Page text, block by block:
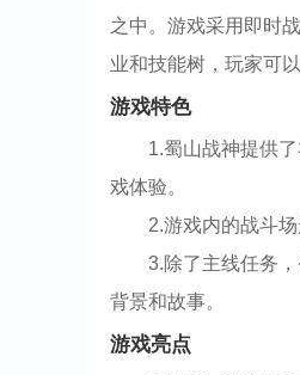
之中。游戏采用即时
业和技能树，玩家可
游戏特色
1.蜀山战神提供
戏体验。
2.游戏内的战斗
3.除了主线任务
背景和故事。
游戏亮点